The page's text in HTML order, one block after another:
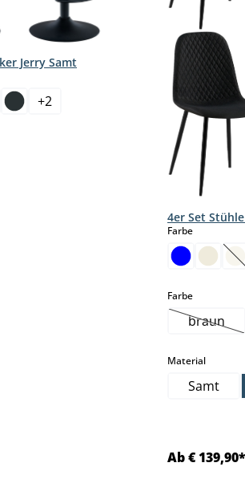
Jerry Samt
+2
4er Set
Farbeauswählen
Farbeauswählen
braun
(Diese
Material
Samt
Ab € 139,90*